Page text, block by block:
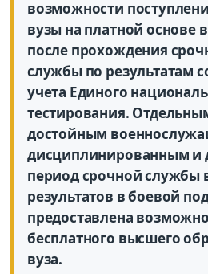
возможности
вузы на платной основе
после прохождения
службы по результатам
учета Единого
тестирования.
достойным
дисциплинированным и
период срочной службы
результатов в боевой
предоставлена
бесплатного высшего
вуза.